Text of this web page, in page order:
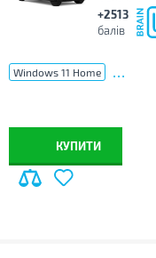
+2513
балів
Windows 11 Home ...
КУПИТИ